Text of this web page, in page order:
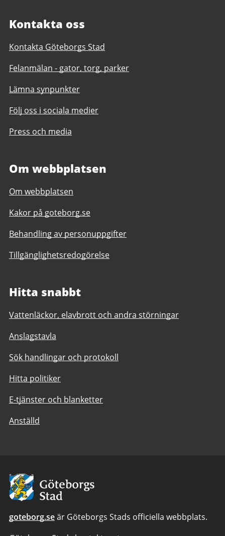
Kontakta oss
Kontakta Göteborgs Stad
Felanmälan - gator, torg, parker
Lämna synpunkter
Följ oss i sociala medier
Press och media
Om webbplatsen
Om webbplatsen
Kakor på goteborg.se
Behandling av personuppgifter
Tillgänglighetsredogörelse
Hitta snabbt
Vattenläckor, elavbrott och andra störningar
Anslagstavla
Sök handlingar och protokoll
Hitta politiker
E-tjänster och blanketter
Anställd
Avsändare:
Göteborgs
Stad
goteborg.seär Göteborgs Stads officiella webbplats.